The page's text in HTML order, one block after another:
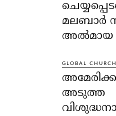
മലബാർ
അൽമായ
GLOBAL CHURCH
അടുത്ത